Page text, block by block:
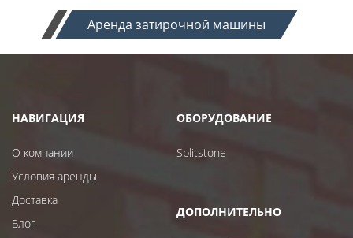
Аренда затирочной машины
НАВИГАЦИЯ
О компании
Условия аренды
Доставка
Блог
ОБОРУДОВАНИЕ
Splitstone
ДОПОЛНИТЕЛЬНО